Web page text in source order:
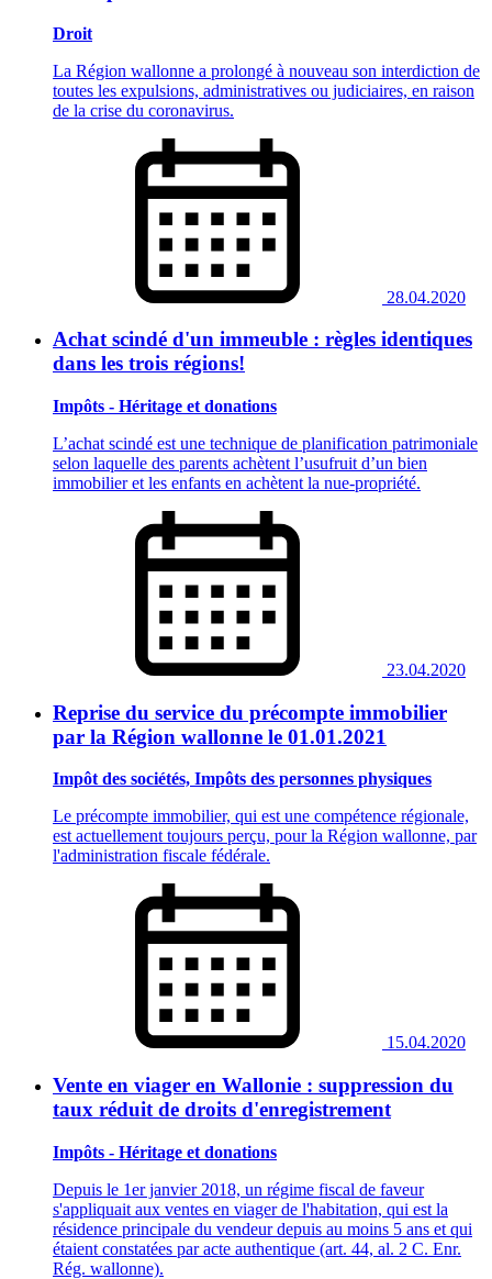
Droit
La Région wallonne a prolongé à nouveau son interdiction de
toutes les expulsions, administratives ou judiciaires, en raison
de la crise du coronavirus.
28.04.2020
Achat scindé d'un immeuble : règles identiques
dans les trois régions!
Impôts - Héritage et donations
L’achat scindé est une technique de planification patrimoniale
selon laquelle des parents achètent l’usufruit d’un bien
immobilier et les enfants en achètent la nue-propriété.
23.04.2020
Reprise du service du précompte immobilier
par la Région wallonne le 01.01.2021
Impôt des sociétés, Impôts des personnes physiques
Le précompte immobilier, qui est une compétence régionale,
est actuellement toujours perçu, pour la Région wallonne, par
l'administration fiscale fédérale.
15.04.2020
Vente en viager en Wallonie : suppression du
taux réduit de droits d'enregistrement
Impôts - Héritage et donations
Depuis le 1er janvier 2018, un régime fiscal de faveur
s'appliquait aux ventes en viager de l'habitation, qui est la
résidence principale du vendeur depuis au moins 5 ans et qui
étaient constatées par acte authentique (art. 44, al. 2 C. Enr.
Rég. wallonne).